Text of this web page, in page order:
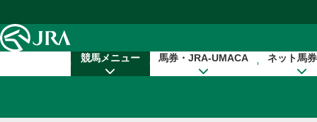
競馬メニュー 馬券・JRA-UMACA ネット馬